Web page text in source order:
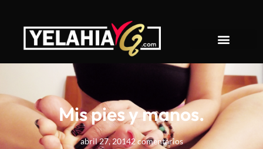
Mis pies y manos.
abril 27, 20142 comentarios